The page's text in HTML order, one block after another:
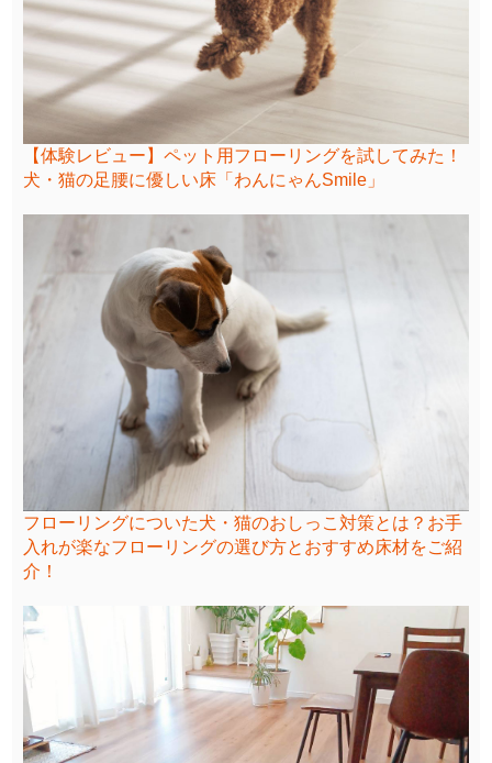
【体験レビュー】ペット用フローリングを試してみた！
犬・猫の足腰に優しい床「わんにゃんSmile」
フローリングについた犬・猫のおしっこ対策とは？お手
入れが楽なフローリングの選び方とおすすめ床材をご紹
介！